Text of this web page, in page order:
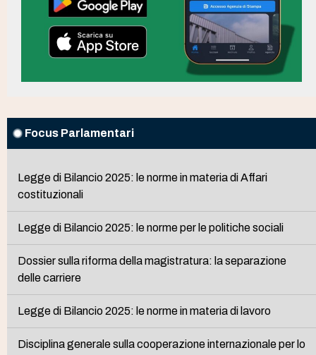
Focus Parlamentari
Legge di Bilancio 2025: le norme in materia di Affari
costituzionali
Legge di Bilancio 2025: le norme per le politiche sociali
Dossier sulla riforma della magistratura: la separazione
delle carriere
Legge di Bilancio 2025: le norme in materia di lavoro
Disciplina generale sulla cooperazione internazionale per lo